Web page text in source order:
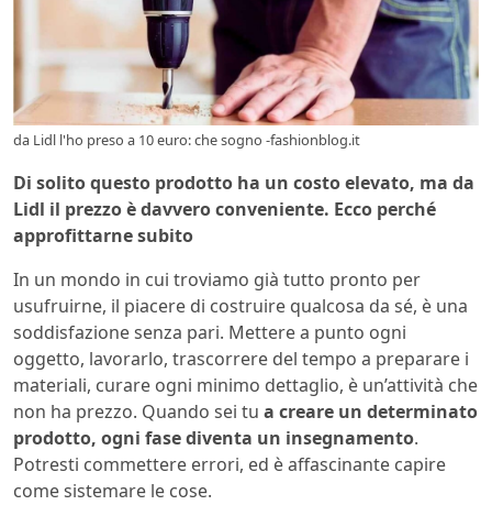
da Lidl l'ho preso a 10 euro: che sogno -fashionblog.it
Di solito questo prodotto ha un costo elevato, ma da
Lidl il prezzo è davvero conveniente. Ecco perché
approfittarne subito
In un mondo in cui troviamo già tutto pronto per
usufruirne, il piacere di costruire qualcosa da sé, è una
soddisfazione senza pari. Mettere a punto ogni
oggetto, lavorarlo, trascorrere del tempo a preparare i
materiali, curare ogni minimo dettaglio, è un’attività che
non ha prezzo. Quando sei tu a creare un determinato
prodotto, ogni fase diventa un insegnamento.
Potresti commettere errori, ed è affascinante capire
come sistemare le cose.